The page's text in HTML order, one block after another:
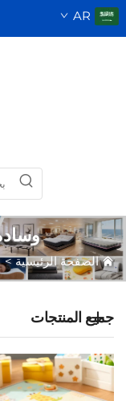
AR
الصفحة الرئيسية
جميع المنتجات